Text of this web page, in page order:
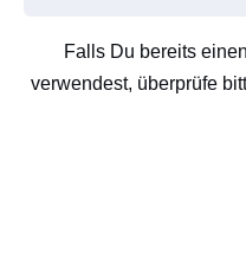
Falls Du bereits
verwendest, überprüfe